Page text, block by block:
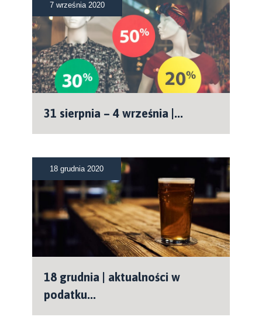
7 września 2020
31 sierpnia – 4 września |...
18 grudnia 2020
18 grudnia | aktualności w
podatku...